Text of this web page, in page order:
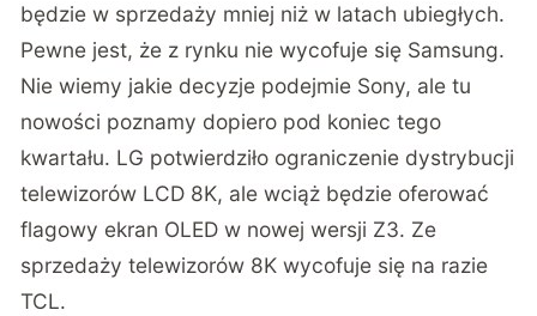
będzie w sprzedaży mniej niż w latach ubiegłych.
Pewne jest, że z rynku nie wycofuje się Samsung.
Nie wiemy jakie decyzje podejmie Sony, ale tu
nowości poznamy dopiero pod koniec tego
kwartału. LG potwierdziło ograniczenie dystrybucji
telewizorów LCD 8K, ale wciąż będzie oferować
flagowy ekran OLED w nowej wersji Z3. Ze
sprzedaży telewizorów 8K wycofuje się na razie
TCL.